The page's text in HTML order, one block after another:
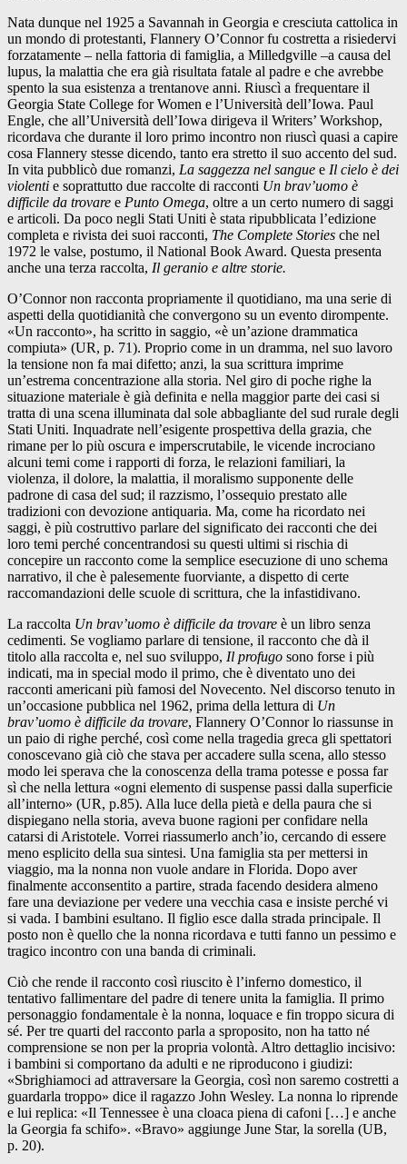
Nata dunque nel 1925 a Savannah in Georgia e cresciuta cattolica in
un mondo di protestanti, Flannery O’Connor fu costretta a risiedervi
forzatamente – nella fattoria di famiglia, a Milledgville –a causa del
lupus, la malattia che era già risultata fatale al padre e che avrebbe
spento la sua esistenza a trentanove anni. Riuscì a frequentare il
Georgia State College for Women e l’Università dell’Iowa. Paul
Engle, che all’Università dell’Iowa dirigeva il Writers’ Workshop,
ricordava che durante il loro primo incontro non riuscì quasi a capire
cosa Flannery stesse dicendo, tanto era stretto il suo accento del sud.
In vita pubblicò due romanzi, La saggezza nel sangue e Il cielo è dei
violenti e soprattutto due raccolte di racconti Un brav’uomo è
difficile da trovare e Punto Omega, oltre a un certo numero di saggi
e articoli. Da poco negli Stati Uniti è stata ripubblicata l’edizione
completa e rivista dei suoi racconti, The Complete Stories che nel
1972 le valse, postumo, il National Book Award. Questa presenta
anche una terza raccolta, Il geranio e altre storie.
O’Connor non racconta propriamente il quotidiano, ma una serie di
aspetti della quotidianità che convergono su un evento dirompente.
«Un racconto», ha scritto in saggio, «è un’azione drammatica
compiuta» (UR, p. 71). Proprio come in un dramma, nel suo lavoro
la tensione non fa mai difetto; anzi, la sua scrittura imprime
un’estrema concentrazione alla storia. Nel giro di poche righe la
situazione materiale è già definita e nella maggior parte dei casi si
tratta di una scena illuminata dal sole abbagliante del sud rurale degli
Stati Uniti. Inquadrate nell’esigente prospettiva della grazia, che
rimane per lo più oscura e imperscrutabile, le vicende incrociano
alcuni temi come i rapporti di forza, le relazioni familiari, la
violenza, il dolore, la malattia, il moralismo supponente delle
padrone di casa del sud; il razzismo, l’ossequio prestato alle
tradizioni con devozione antiquaria. Ma, come ha ricordato nei
saggi, è più costruttivo parlare del significato dei racconti che dei
loro temi perché concentrandosi su questi ultimi si rischia di
concepire un racconto come la semplice esecuzione di uno schema
narrativo, il che è palesemente fuorviante, a dispetto di certe
raccomandazioni delle scuole di scrittura, che la infastidivano.
La raccolta Un brav’uomo è difficile da trovare è un libro senza
cedimenti. Se vogliamo parlare di tensione, il racconto che dà il
titolo alla raccolta e, nel suo sviluppo, Il profugo sono forse i più
indicati, ma in special modo il primo, che è diventato uno dei
racconti americani più famosi del Novecento. Nel discorso tenuto in
un’occasione pubblica nel 1962, prima della lettura di Un
brav’uomo è difficile da trovare, Flannery O’Connor lo riassunse in
un paio di righe perché, così come nella tragedia greca gli spettatori
conoscevano già ciò che stava per accadere sulla scena, allo stesso
modo lei sperava che la conoscenza della trama potesse e possa far
sì che nella lettura «ogni elemento di suspense passi dalla superficie
all’interno» (UR, p.85). Alla luce della pietà e della paura che si
dispiegano nella storia, aveva buone ragioni per confidare nella
catarsi di Aristotele. Vorrei riassumerlo anch’io, cercando di essere
meno esplicito della sua sintesi. Una famiglia sta per mettersi in
viaggio, ma la nonna non vuole andare in Florida. Dopo aver
finalmente acconsentito a partire, strada facendo desidera almeno
fare una deviazione per vedere una vecchia casa e insiste perché vi
si vada. I bambini esultano. Il figlio esce dalla strada principale. Il
posto non è quello che la nonna ricordava e tutti fanno un pessimo e
tragico incontro con una banda di criminali.
Ciò che rende il racconto così riuscito è l’inferno domestico, il
tentativo fallimentare del padre di tenere unita la famiglia. Il primo
personaggio fondamentale è la nonna, loquace e fin troppo sicura di
sé. Per tre quarti del racconto parla a sproposito, non ha tatto né
comprensione se non per la propria volontà. Altro dettaglio incisivo:
i bambini si comportano da adulti e ne riproducono i giudizi:
«Sbrighiamoci ad attraversare la Georgia, così non saremo costretti a
guardarla troppo» dice il ragazzo John Wesley. La nonna lo riprende
e lui replica: «Il Tennessee è una cloaca piena di cafoni […] e anche
la Georgia fa schifo». «Bravo» aggiunge June Star, la sorella (UB,
p. 20).